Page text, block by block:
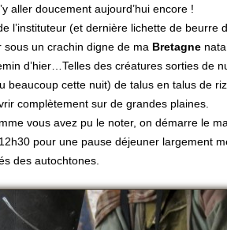
aller doucement aujourd’hui encore !
l’instituteur (et dernière lichette de beurre
sous un crachin digne de ma Bretagne
d’hier…Telles des créatures sorties de
beaucoup cette nuit) de talus en talus de
complètement sur de grandes plaines.
vous avez pu le noter, on démarre le
pour une pause déjeuner largement
des autochtones.